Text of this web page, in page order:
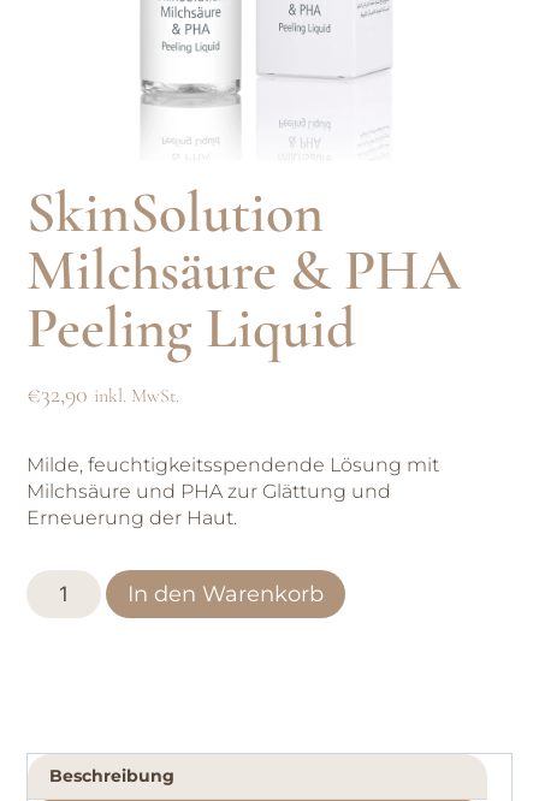
SkinSolution
Milchsäure & PHA
Peeling Liquid
€32,90 inkl. MwSt.
Milde, feuchtigkeitsspendende Lösung mit
Milchsäure und PHA zur Glättung und
Erneuerung der Haut.
In den Warenkorb
Beschreibung